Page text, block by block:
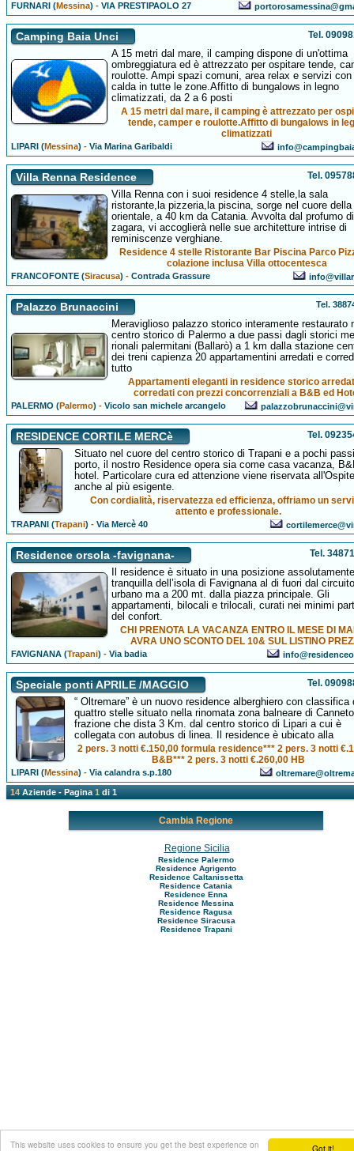
Got it!
This website uses cookies to ensure you get the best experience on
FURNARI (Messina) -VIA PRESTIPAOLO 27
Camping Baia Unci Tel.
A 15 metri dal mare, il camping dispone di un'ottima
ombreggiatura ed è attrezzato per ospitare tende,
roulotte. Ampi spazi comuni, area relax e servizi con
calda in tutte le zone.Affitto di bungalows in legno
climatizzati, da 2 a 6 posti
A 15 metri dal mare, il camping è attrezzato per
tende, camper e roulotte.Affitto di bungalows in
climatizzati
LIPARI (Messina) -Via Marina Garibaldi
Villa Renna Residence Tel.
Villa Renna con i suoi residence 4 stelle,la sala
ristorante,la pizzeria,la piscina, sorge nel cuore
orientale, a 40 km da Catania. Avvolta dal profumo di
zagara, vi accoglierà nelle sue architetture intrise di
reminiscenze verghiane.
Residence 4 stelle Ristorante Bar Piscina Parco
colazione inclusa Villa ottocentesca
FRANCOFONTE (Siracusa) -Contrada Grassure
Palazzo Brunaccini Tel.
Meraviglioso palazzo storico interamente restaurato
centro storico di Palermo a due passi dagli storici
rionali palermitani (Ballarò) a 1 km dalla stazione
dei treni capienza 20 appartamentini arredati e
tutto
Appartamenti eleganti in residence storico
corredati con prezzi concorrenziali a B&B ed
PALERMO (Palermo) -Vicolo san michele arcangelo
RESIDENCE CORTILE MERCè Tel.
Situato nel cuore del centro storico di Trapani e a pochi
porto, il nostro Residence opera sia come casa vacanza,
hotel. Particolare cura ed attenzione viene riservata
anche al più esigente.
Con cordialità, riservatezza ed efficienza, offriamo un
attento e professionale.
TRAPANI (Trapani) -Via Mercè 40
Residence orsola -favignana- Tel.
Il residence è situato in una posizione assolutamente
tranquilla dell’isola di Favignana al di fuori dal circuito
urbano ma a 200 mt. dalla piazza principale. Gli
appartamenti, bilocali e trilocali, curati nei minimi
del confort.
CHI PRENOTA LA VACANZA ENTRO IL MESE DI
AVRA UNO SCONTO DEL 10& SUL LISTINO
FAVIGNANA (Trapani) -Via badia
Speciale ponti APRILE /MAGGIO Tel.
“ Oltremare” è un nuovo residence alberghiero con classifica
quattro stelle situato nella rinomata zona balneare di
frazione che dista 3 Km. dal centro storico di Lipari a cui è
collegata con autobus di linea. Il residence è ubicato alla
2 pers. 3 notti €.150,00 formula residence*** 2 pers. 3 notti
B&B*** 2 pers. 3 notti €.260,00 HB
LIPARI (Messina) -Via calandra s.p.180
14Aziende - Pagina1di 1
Cambia Regione
Regione Sicilia
Residence Palermo
Residence Agrigento
Residence Caltanissetta
Residence Catania
Residence Enna
Residence Messina
Residence Ragusa
Residence Siracusa
Residence Trapani